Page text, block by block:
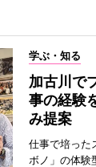
学ぶ・知る
加古川で
事の経験
み提案
仕事で培った
ボノ」の体験